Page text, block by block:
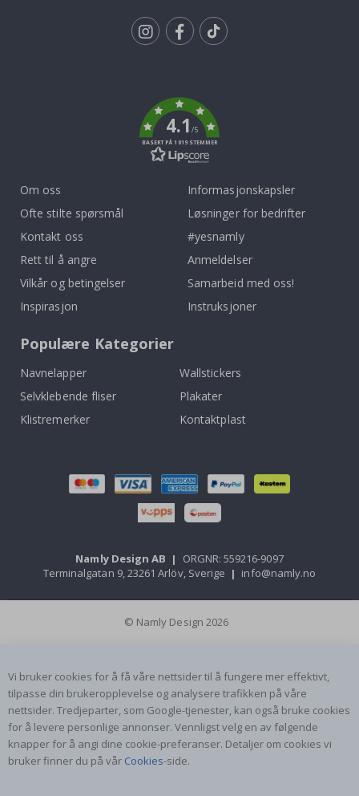
4.1/5
BASERT PÅ 1019 STEMMER
Om oss
Ofte stilte spørsmål
Kontakt oss
Rett til å angre
Vilkår og betingelser
Inspirasjon
Informasjonskapsler
Løsninger for bedrifter
#yesnamly
Anmeldelser
Samarbeid med oss!
Instruksjoner
Populære Kategorier
Navnelapper
Wallstickers
Selvklebende fliser
Plakater
Klistremerker
Kontaktplast
Namly Design AB |
ORGNR: 559216-9097
Terminalgatan 9, 23261 Arlöv, Sverige | info@namly.no
© Namly Design 2026
Vi bruker cookies for å få våre nettsider til å fungere mer effektivt,
tilpasse din brukeropplevelse og analysere trafikken på våre
nettsider. Tredjeparter, som Google-tjenester, kan også bruke cookies
for å levere personlige annonser. Vennligst velg en av følgende
knapper for å angi dine cookie-preferanser. Detaljer om cookies vi
bruker finner du på vår Cookies-side.